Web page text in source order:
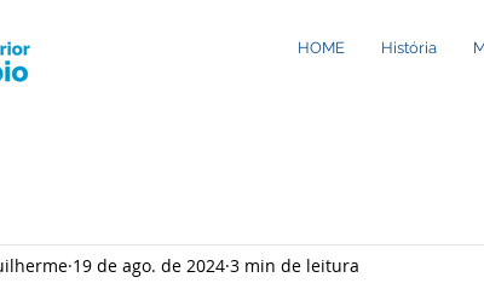
HOME História
19 de ago. de 2024 3 min de leitura